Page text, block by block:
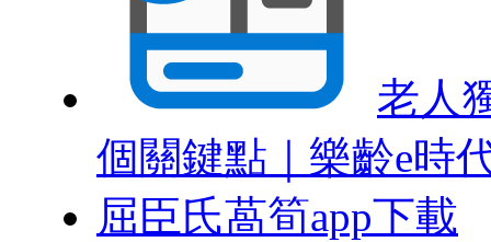
老人
個關鍵點｜樂齡e時
屈臣氏萵筍app下載